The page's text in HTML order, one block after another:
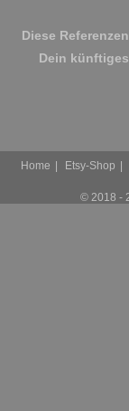
Diese
Dein
Home Etsy-Shop
© 2018 -